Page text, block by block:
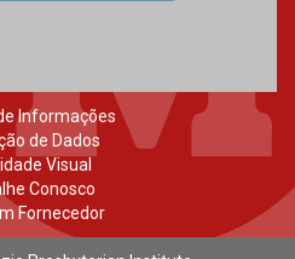
Informações
de Dados
Visual
Conosco
Fornecedor